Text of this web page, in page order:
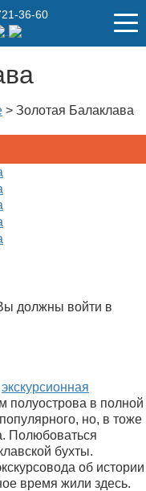
36-60
> Золотая Балаклава
должны войти в
экскурсионная
полуострова в полной
но, в тоже
Полюбоваться
бухты.
об истории
время жили здесь.